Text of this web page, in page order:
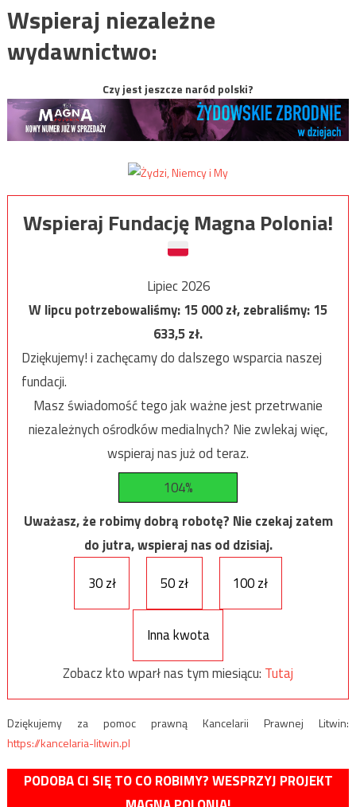
Wspieraj niezależne
wydawnictwo:
Czy jest jeszcze naród polski?
Wspieraj Fundację Magna Polonia!
Lipiec 2026
W lipcu potrzebowaliśmy:15 000zł, zebraliśmy:15
633,5zł.
Dziękujemy! i zachęcamy do dalszego wsparcia naszej
fundacji.
Masz świadomość tego jak ważne jest przetrwanie
niezależnych ośrodków medialnych? Nie zwlekaj więc,
wspieraj nas już od teraz.
104%
Uważasz, że robimy dobrą robotę? Nie czekaj zatem
do jutra, wspieraj nas od dzisiaj.
30 zł
50 zł 100 zł
Inna kwota
Zobacz kto wparł nas tym miesiącu: Tutaj
Dziękujemy za pomoc prawną Kancelarii Prawnej Litwin:
https://kancelaria-litwin.pl
PODOBA CI SIĘ TO CO ROBIMY? WESPRZYJ PROJEKT